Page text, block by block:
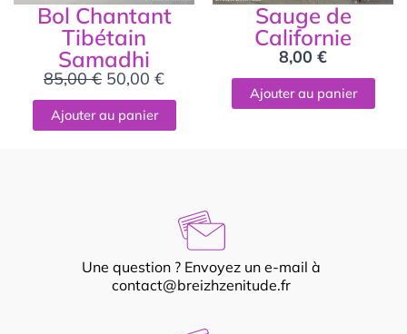
Bol Chantant
Tibétain
Samadhi
85,00€ 50,00 €
Ajouter au panier
Sauge de
Californie
8,00 €
Ajouter au panier
Une question ? Envoyez un e-mail à
contact@breizhzenitude.fr